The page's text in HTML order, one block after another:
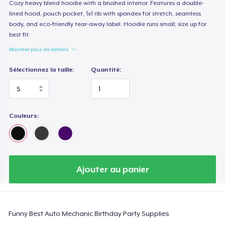
Cozy heavy blend hoodie with a brushed interior. Features a double-
lined hood, pouch pocket, 1x1 rib with spandex for stretch, seamless
body, and eco-friendly tear-away label. Hoodie runs small; size up for
best fit.
Montrer plus de détails
Sélectionnez la taille: Quantité:
Couleurs:
Ajouter au panier
Funny Best Auto Mechanic Birthday Party Supplies
Classic Long Sleeve Tee
30,99 $US
24,99 $US